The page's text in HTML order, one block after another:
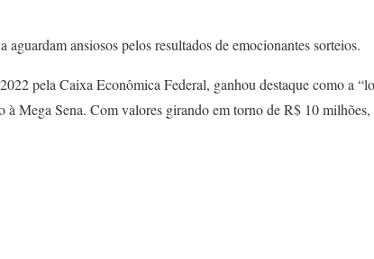
ansiosos pelos resultados de emocionantes sorteios.
pela Caixa Econômica Federal, ganhou destaque como a
à Mega Sena. Com valores girando em torno de R$ 10